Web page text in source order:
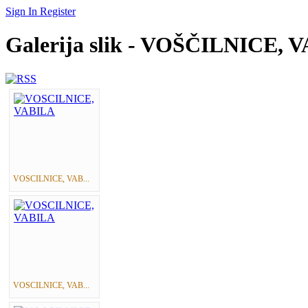
Sign In Register
Galerija slik - VOŠČILNICE,
VOSCILNICE, VAB...
VOSCILNICE, VAB...